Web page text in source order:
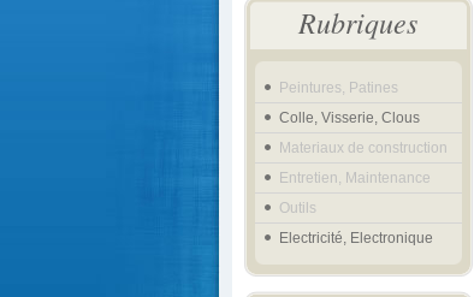
Rubriques
Peintures, Patines
Colle, Visserie, Clous
Materiaux de construction
Entretien, Maintenance
Outils
Electricité, Electronique